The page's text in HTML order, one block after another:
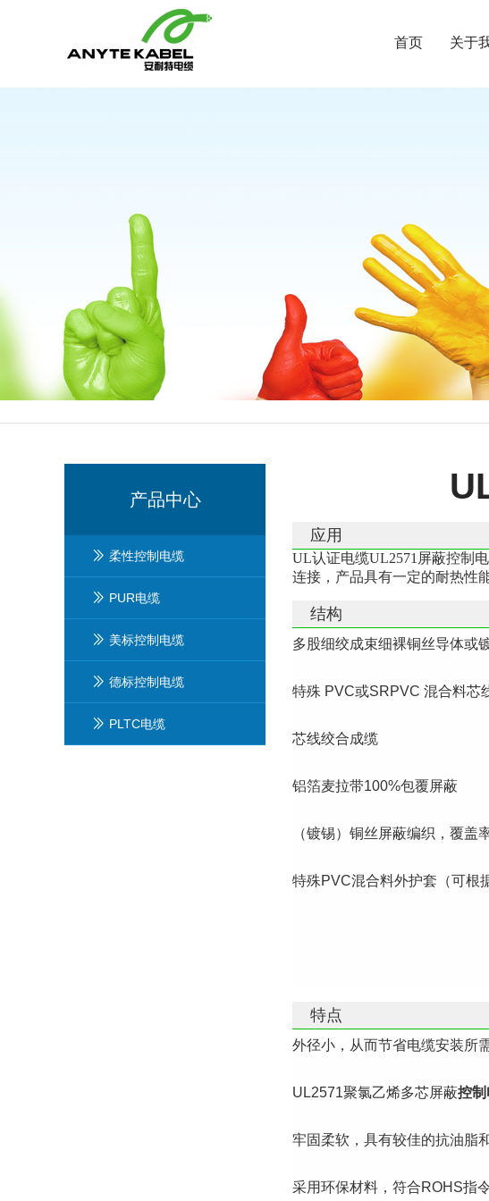
首页 关于
产品中心
柔性控制电缆
PUR电缆
美标控制电缆
德标控制电缆
PLTC电缆
应用
UL认证电缆UL2571屏蔽控制
连接，产品具有一定的耐热性
结构
多股细绞成束细裸铜丝导体或
特殊 PVC或SRPVC 混合料芯
芯线绞合成缆
铝箔麦拉带100%包覆屏蔽
（镀锡）铜丝屏蔽编织，覆盖
特殊PVC混合料外护套（可根
特点
外径小，从而节省电缆安装所
UL2571聚氯乙烯多芯屏蔽控
牢固柔软，具有较佳的抗油脂
采用环保材料，符合ROHS指